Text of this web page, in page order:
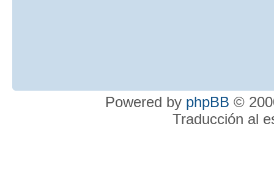
Powered by phpBB ©
Traducción al